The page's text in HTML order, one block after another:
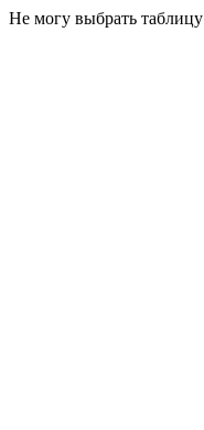
Не могу выбрать таблицу